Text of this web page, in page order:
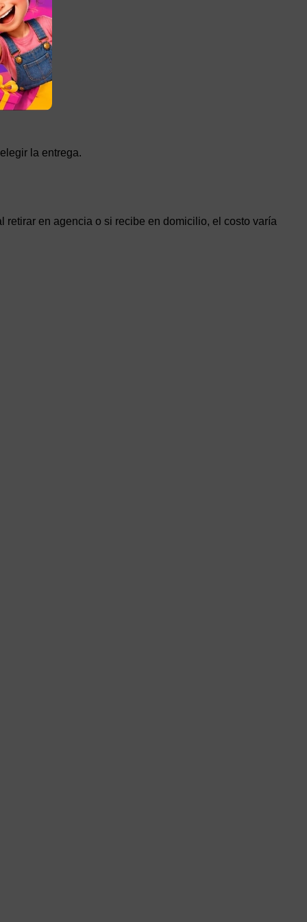
la entrega.
en agencia o si recibe en domicilio, el costo varía